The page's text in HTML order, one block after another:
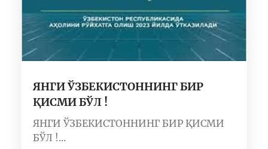
ЯНГИ ЎЗБЕКИСТОННИНГ БИР
ҚИСМИ БЎЛ !
ЯНГИ ЎЗБЕКИСТОННИНГ БИР ҚИСМИ
БЎЛ !...